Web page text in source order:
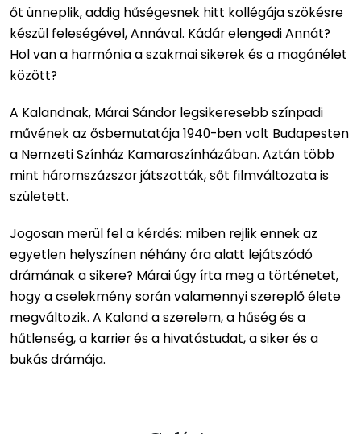
őt ünneplik, addig hűségesnek hitt kollégája szökésre
készül feleségével, Annával. Kádár elengedi Annát?
Hol van a harmónia a szakmai sikerek és a magánélet
között?
A Kalandnak, Márai Sándor legsikeresebb színpadi
művének az ősbemutatója 1940-ben volt Budapesten
a Nemzeti Színház Kamaraszínházában. Aztán több
mint háromszázszor játszották, sőt filmváltozata is
született.
Jogosan merül fel a kérdés: miben rejlik ennek az
egyetlen helyszínen néhány óra alatt lejátszódó
drámának a sikere? Márai úgy írta meg a történetet,
hogy a cselekmény során valamennyi szereplő élete
megváltozik. A Kaland a szerelem, a hűség és a
hűtlenség, a karrier és a hivatástudat, a siker és a
bukás drámája.